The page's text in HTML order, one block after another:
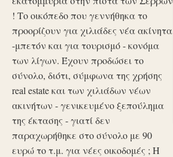
! Το οικόπεδο που γεννήθηκα το
προορίζουν για χιλιάδες νέα ακίνητα
-μπετόν και για τουρισμό - κονόμα
των λίγων. Έχουν προδώσει το
σύνολο, διότι, σύμφωνα της χρήσης
real estate και των χιλιάδων νέων
ακινήτων - γενικευμένο ξεπούλημα
της έκτασης - γιατί δεν
παραχωρήθηκε στο σύνολο με 90
ευρώ το τ.μ. για νέες οικοδομές ; Η